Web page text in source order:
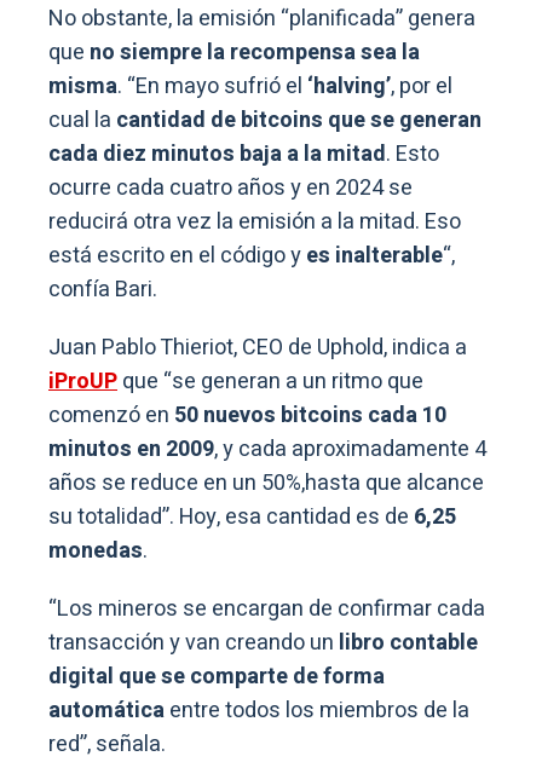
No obstante, la emisión “planificada” genera
que no siempre la recompensa sea la
misma. “En mayo sufrió el ‘halving’, por el
cual la cantidad de bitcoins que se generan
cada diez minutos baja a la mitad. Esto
ocurre cada cuatro años y en 2024 se
reducirá otra vez la emisión a la mitad. Eso
está escrito en el código yes inalterable“,
confía Bari.
Juan Pablo Thieriot, CEO de Uphold, indica a
iProUPque “se generan a un ritmo que
comenzó en 50 nuevos bitcoins cada 10
minutos en 2009, y cada aproximadamente 4
años se reduce en un 50%,hasta que alcance
su totalidad”. Hoy, esa cantidad es de 6,25
monedas.
“Los mineros se encargan de confirmar cada
transacción y van creando un libro contable
digital que se comparte de forma
automáticaentre todos los miembros de la
red”, señala.